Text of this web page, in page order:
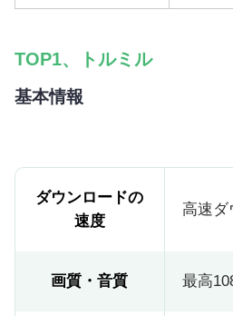
TOP1、トルミル
基本情報
ダウンロードの
速度
高速ダ
画質・音質 最高